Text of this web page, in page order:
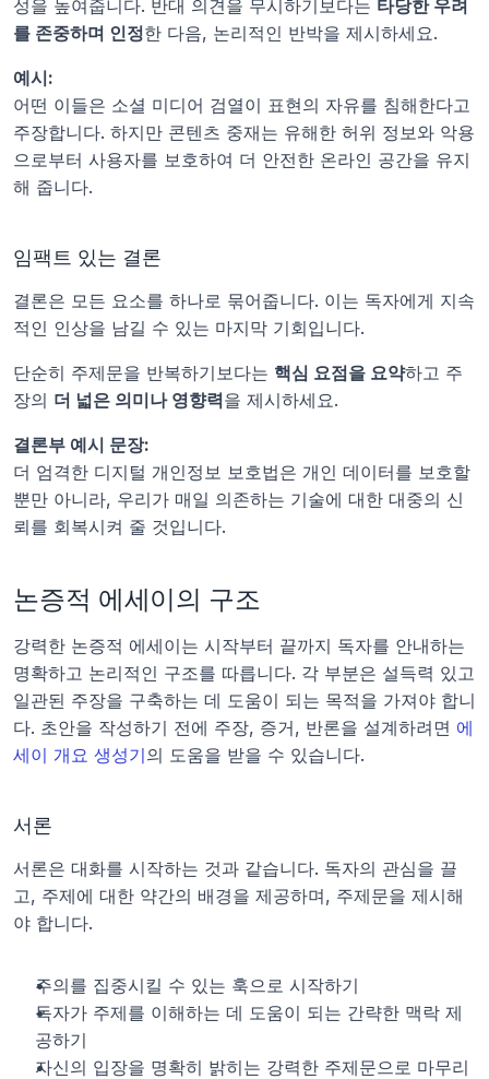
성을 높여줍니다. 반대 의견을 무시하기보다는 타당한 우려
를 존중하며 인정한 다음, 논리적인 반박을 제시하세요.
예시:
어떤 이들은 소셜 미디어 검열이 표현의 자유를 침해한다고
주장합니다. 하지만 콘텐츠 중재는 유해한 허위 정보와 악용
으로부터 사용자를 보호하여 더 안전한 온라인 공간을 유지
해 줍니다.
임팩트 있는 결론
결론은 모든 요소를 하나로 묶어줍니다. 이는 독자에게 지속
적인 인상을 남길 수 있는 마지막 기회입니다.
단순히 주제문을 반복하기보다는 핵심 요점을 요약하고 주
장의 더 넓은 의미나 영향력을 제시하세요.
결론부 예시 문장:
더 엄격한 디지털 개인정보 보호법은 개인 데이터를 보호할
뿐만 아니라, 우리가 매일 의존하는 기술에 대한 대중의 신
뢰를 회복시켜 줄 것입니다.
논증적 에세이의 구조
강력한 논증적 에세이는 시작부터 끝까지 독자를 안내하는
명확하고 논리적인 구조를 따릅니다. 각 부분은 설득력 있고
일관된 주장을 구축하는 데 도움이 되는 목적을 가져야 합니
다. 초안을 작성하기 전에 주장, 증거, 반론을 설계하려면 에
세이 개요 생성기의 도움을 받을 수 있습니다.
서론
서론은 대화를 시작하는 것과 같습니다. 독자의 관심을 끌
고, 주제에 대한 약간의 배경을 제공하며, 주제문을 제시해
야 합니다.
주의를 집중시킬 수 있는 훅으로 시작하기
독자가 주제를 이해하는 데 도움이 되는 간략한 맥락 제
공하기
자신의 입장을 명확히 밝히는 강력한 주제문으로 마무리